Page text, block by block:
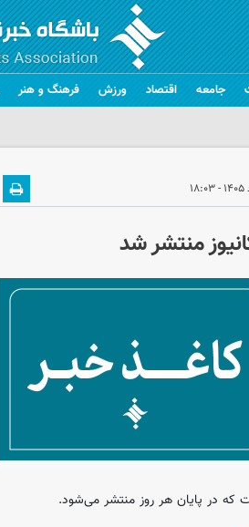
جامعه اقتصاد ورزش فرهنگ و هنر
منتشر شد
که در پایان هر روز منتشر می‌شود.